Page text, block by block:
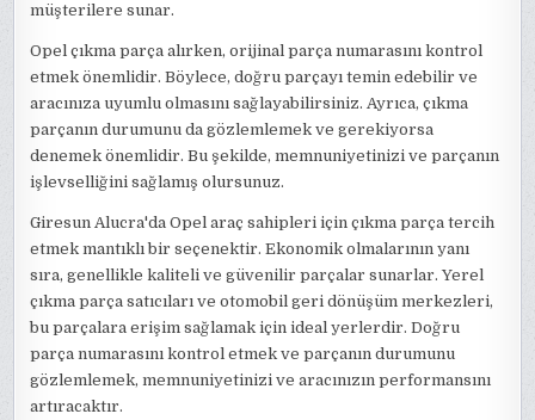
müşterilere sunar.
Opel çıkma parça alırken, orijinal parça numarasını kontrol
etmek önemlidir. Böylece, doğru parçayı temin edebilir ve
aracınıza uyumlu olmasını sağlayabilirsiniz. Ayrıca, çıkma
parçanın durumunu da gözlemlemek ve gerekiyorsa
denemek önemlidir. Bu şekilde, memnuniyetinizi ve parçanın
işlevselliğini sağlamış olursunuz.
Giresun Alucra'da Opel araç sahipleri için çıkma parça tercih
etmek mantıklı bir seçenektir. Ekonomik olmalarının yanı
sıra, genellikle kaliteli ve güvenilir parçalar sunarlar. Yerel
çıkma parça satıcıları ve otomobil geri dönüşüm merkezleri,
bu parçalara erişim sağlamak için ideal yerlerdir. Doğru
parça numarasını kontrol etmek ve parçanın durumunu
gözlemlemek, memnuniyetinizi ve aracınızın performansını
artıracaktır.